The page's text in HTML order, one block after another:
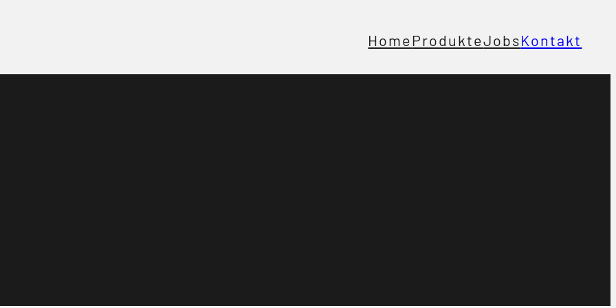
HomeProdukteJobsKontakt